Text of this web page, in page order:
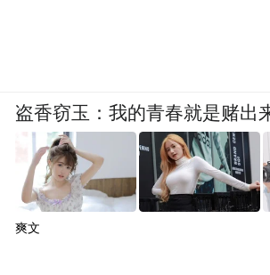
盗香窃玉：我的青春就是赌出
爽文